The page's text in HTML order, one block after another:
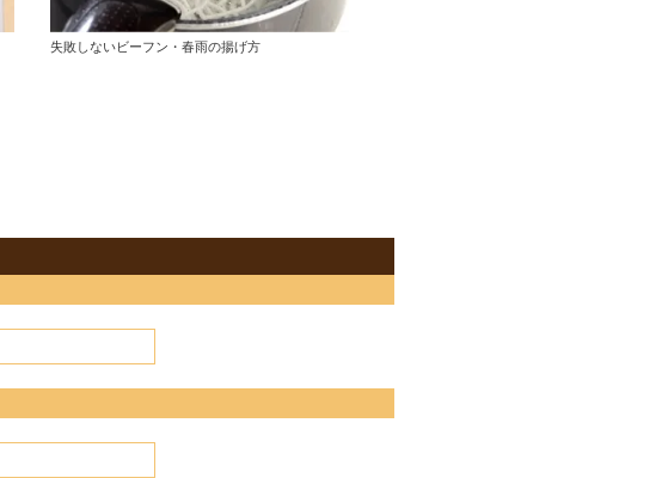
失敗しないビーフン・春雨の揚げ方